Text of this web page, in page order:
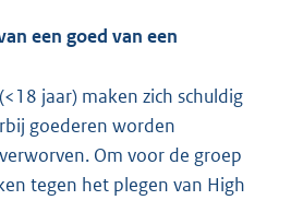
een goed van een
jaar) maken zich schuldig
goederen worden
Om voor de groep
tegen het plegen van High